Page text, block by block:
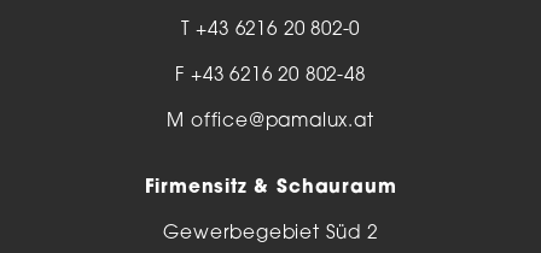
T+43 6216 20 802-0
F +43 6216 20 802-48
M office@pamalux.at
Firmensitz & Schauraum
Gewerbegebiet Süd 2